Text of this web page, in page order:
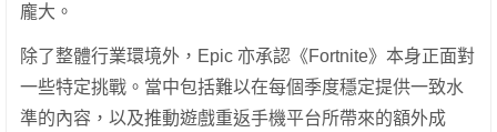
龐大。
除了整體行業環境外，Epic 亦承認《Fortnite》本身正面對
一些特定挑戰。當中包括難以在每個季度穩定提供一致水
準的內容，以及推動遊戲重返手機平台所帶來的額外成